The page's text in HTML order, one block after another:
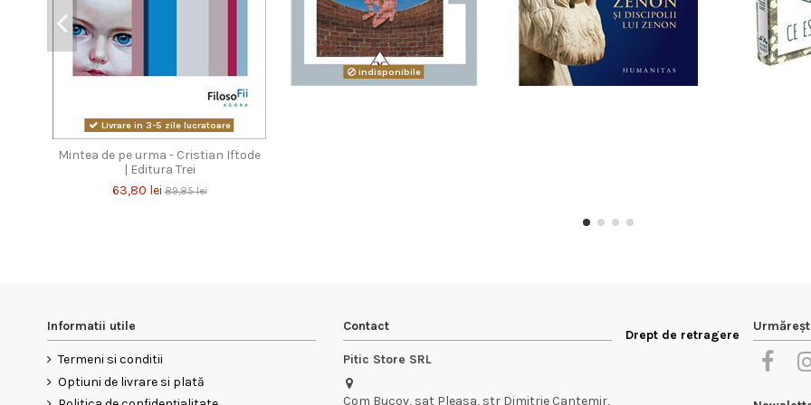
Livrare in 3-5 zile lucratoare
Mintea de pe urma - Cristian Iftode
| Editura Trei
63,80 lei89,85 lei
indisponibile
Informatii utile
Termeni si conditii
Optiuni de livrare si plată
Contact
Pitic Store SRL
Com Bucov, sat Pleasa, str Dimitrie Cantemir,
Drept de retragere